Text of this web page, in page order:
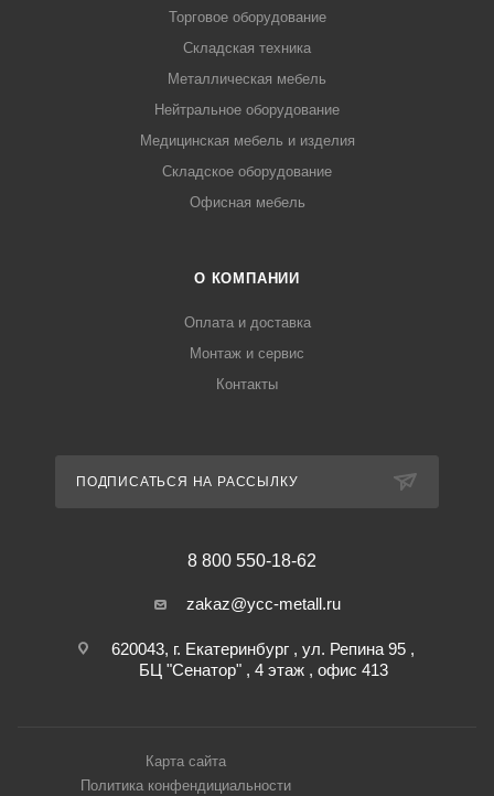
Торговое оборудование
Складская техника
Металлическая мебель
Нейтральное оборудование
Медицинская мебель и изделия
Складское оборудование
Офисная мебель
О КОМПАНИИ
Оплата и доставка
Монтаж и сервис
Контакты
ПОДПИСАТЬСЯ НА РАССЫЛКУ
8 800 550-18-62
zakaz@ycc-metall.ru
620043, г. Екатеринбург , ул. Репина 95 ,
БЦ "Сенатор" , 4 этаж , офис 413
Карта сайта
Политика конфендициальности